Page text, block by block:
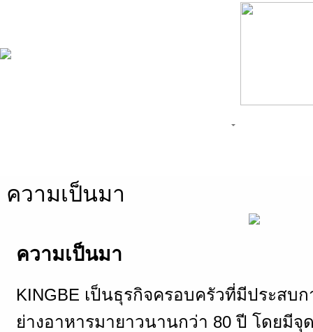
ความเป็นมา
ความเป็นมา
KINGBE เป็นธุรกิจครอบครัวที่มีประส
ย่างอาหารมายาวนานกว่า 80 ปี โดยมีจุ